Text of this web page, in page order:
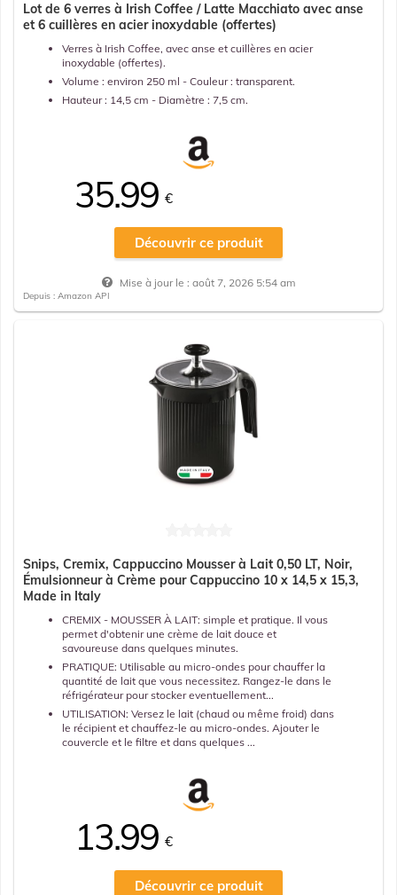
Lot de 6 verres à Irish Coffee / Latte Macchiato avec anse
et 6 cuillères en acier inoxydable (offertes)
Verres à Irish Coffee, avec anse et cuillères en acier
inoxydable (offertes).
Volume : environ 250 ml - Couleur : transparent.
Hauteur : 14,5 cm - Diamètre : 7,5 cm.
35.99€
Découvrir ce produit
Mise à jour le : août 7, 2026 5:54 am
Depuis : Amazon API
Snips, Cremix, Cappuccino Mousser à Lait 0,50 LT, Noir,
Émulsionneur à Crème pour Cappuccino 10 x 14,5 x 15,3,
Made in Italy
CREMIX - MOUSSER À LAIT: simple et pratique. Il vous
permet d'obtenir une crème de lait douce et
savoureuse dans quelques minutes.
PRATIQUE: Utilisable au micro-ondes pour chauffer la
quantité de lait que vous necessitez. Rangez-le dans le
réfrigérateur pour stocker eventuellement...
UTILISATION: Versez le lait (chaud ou même froid) dans
le récipient et chauffez-le au micro-ondes. Ajouter le
couvercle et le filtre et dans quelques ...
13.99€
Découvrir ce produit